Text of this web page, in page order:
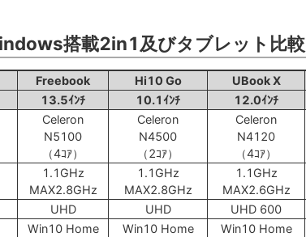
搭載2in1及びタブレット比較
Freebook Hi10 Go UBook X
13.5ｲﾝﾁ 10.1ｲﾝﾁ 12.0ｲﾝﾁ
Celeron
N5100
（4ｺｱ）
Celeron
N4500
（2ｺｱ）
Celeron
N4120
（4ｺｱ）
1.1GHz
MAX2.8GHz
1.1GHz
MAX2.8GHz
1.1GHz
MAX2.6GHz
UHD UHD UHD 600
Win10 Home Win10 Home Win10 Home